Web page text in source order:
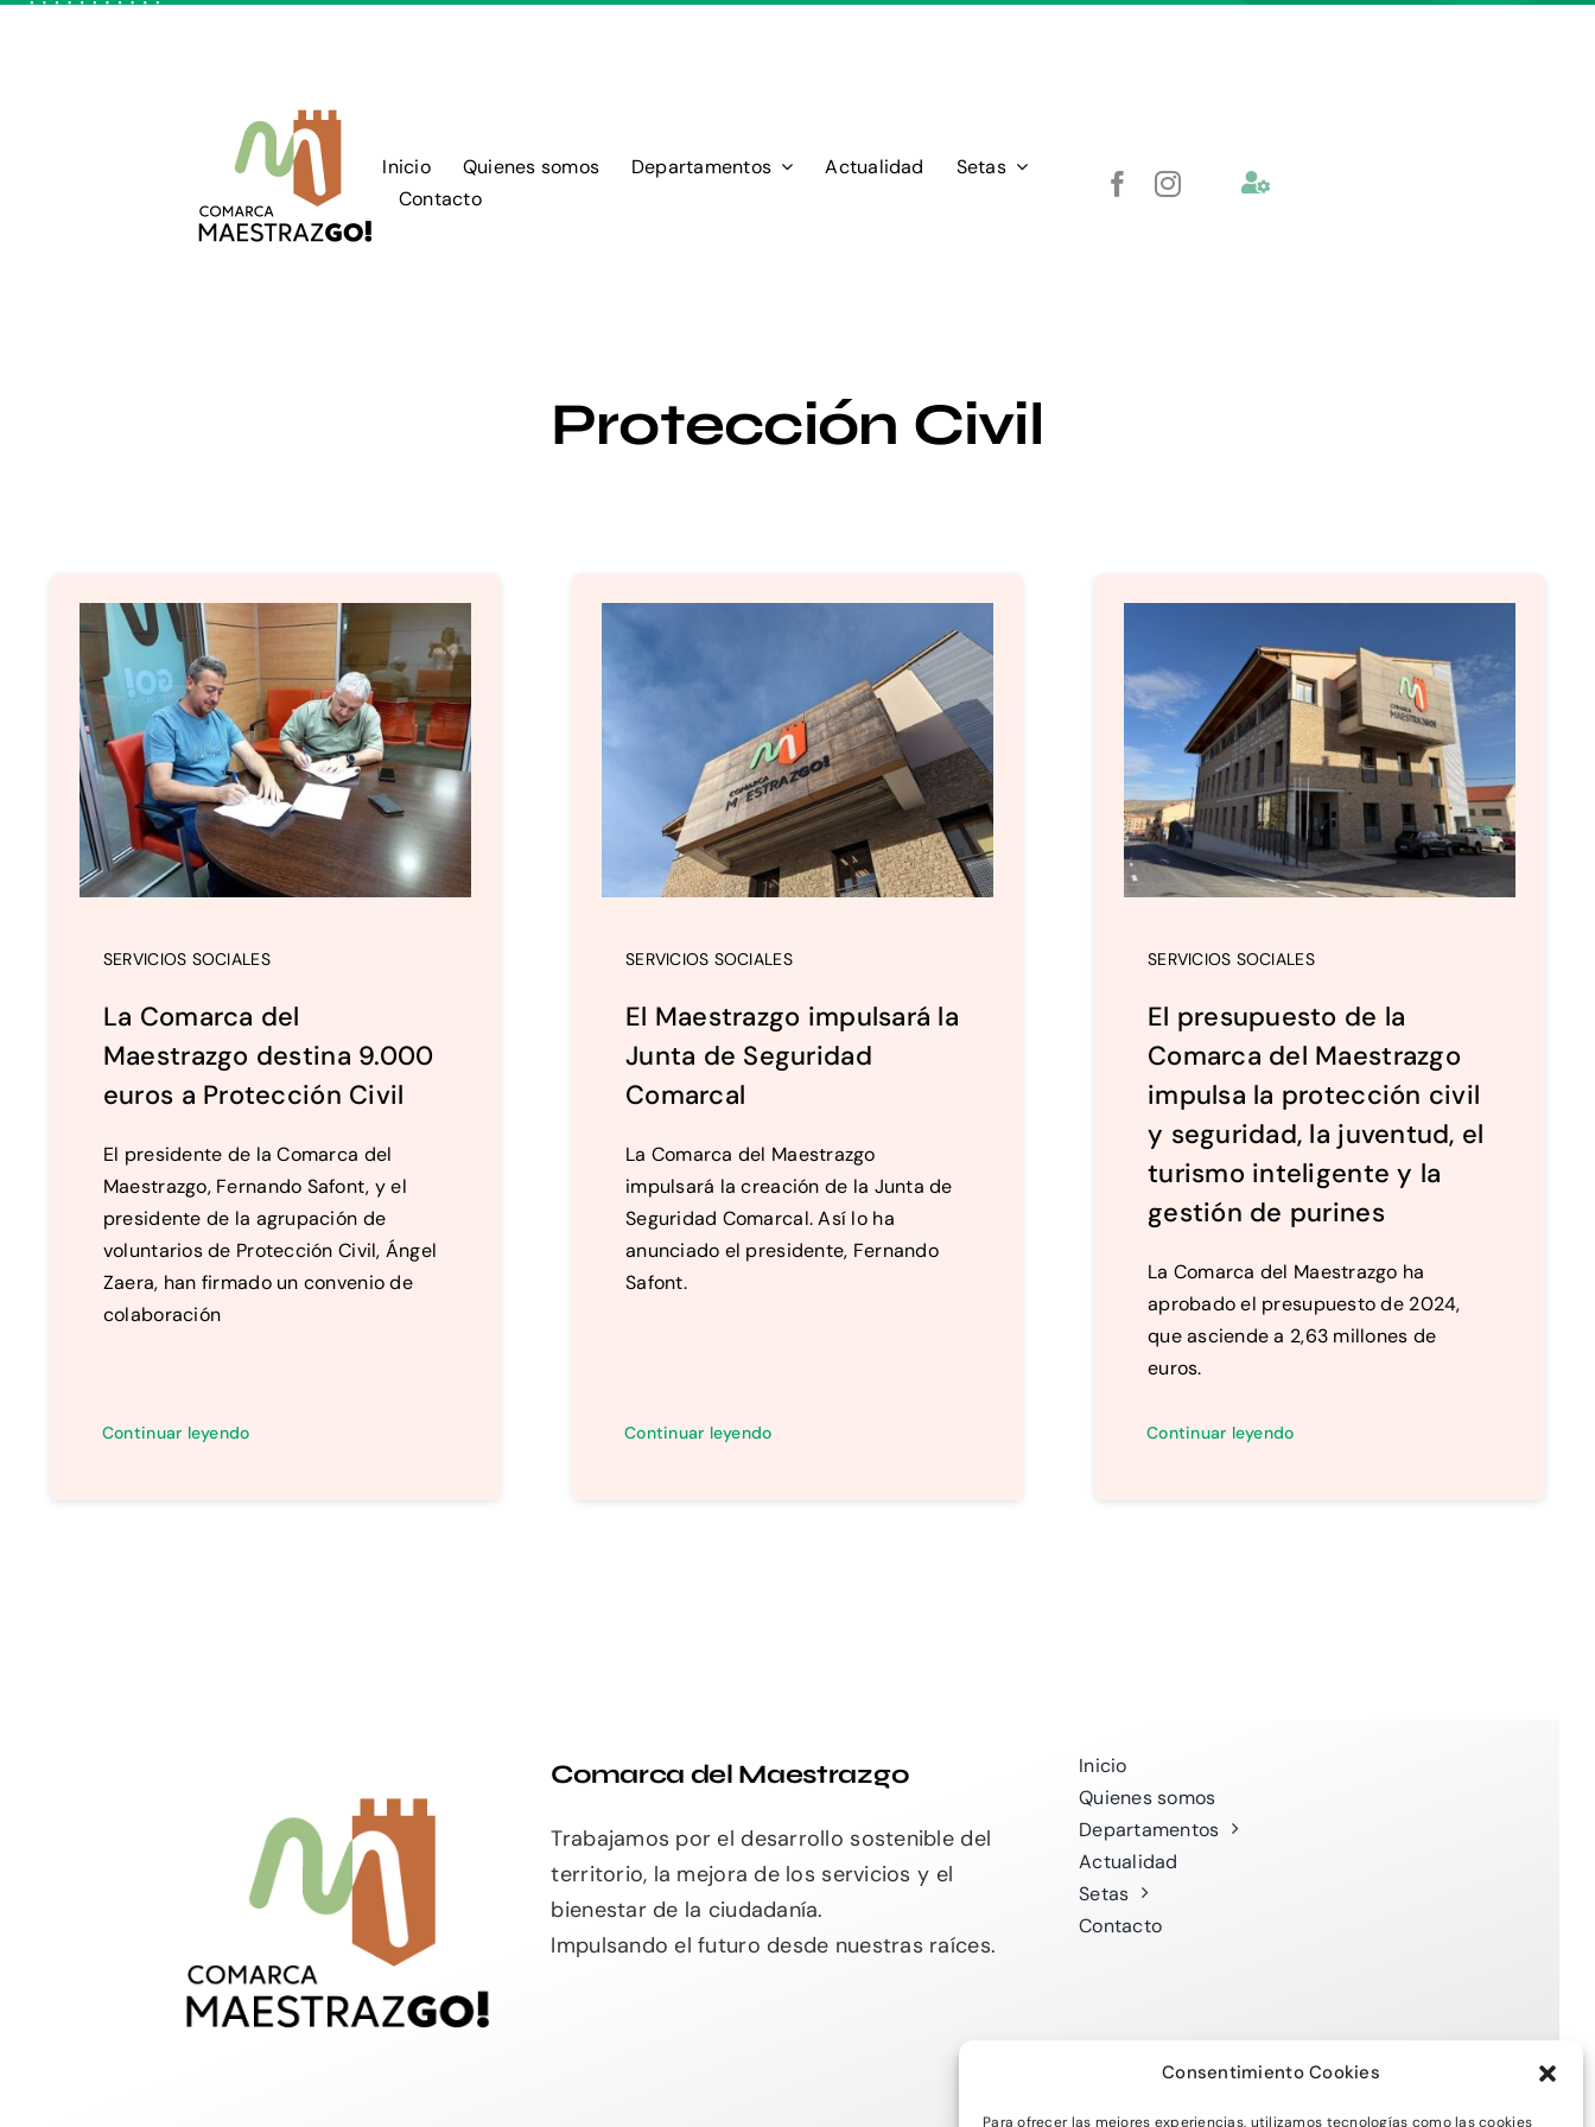
Consentimiento Cookies
Para ofrecer las mejores experiencias, utilizamos tecnologías como las cookies
Inicio Quienes somos Departamentos Actualidad
Setas
Contacto
Protección Civil
SERVICIOS SOCIALES
La Comarca del
Maestrazgo destina 9.000
euros a Protección Civil
El presidente de la Comarca del
Maestrazgo, Fernando Safont, y el
presidente de la agrupación de
voluntarios de Protección Civil, Ángel
Zaera, han firmado un convenio de
colaboración
Continuar leyendo
SERVICIOS SOCIALES
El Maestrazgo impulsará la
Junta de Seguridad
Comarcal
La Comarca del Maestrazgo
impulsará la creación de la Junta de
Seguridad Comarcal. Así lo ha
anunciado el presidente, Fernando
Safont.
Continuar leyendo
SERVICIOS SOCIALES
El presupuesto de la
Comarca del Maestrazgo
impulsa la protección civil
y seguridad, la juventud, el
turismo inteligente y la
gestión de purines
La Comarca del Maestrazgo ha
aprobado el presupuesto de 2024,
que asciende a 2,63 millones de
euros.
Continuar leyendo
Comarca del Maestrazgo
Trabajamos por el desarrollo sostenible del
territorio, la mejora de los servicios y el
bienestar de la ciudadanía.
Impulsando el futuro desde nuestras raíces.
Inicio
Quienes somos
Departamentos
Actualidad
Setas
Contacto